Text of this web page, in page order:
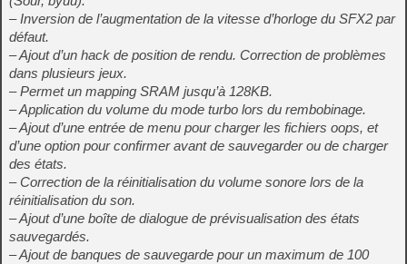
– Inversion de l’augmentation de la vitesse d’horloge du SFX2 par
défaut.
– Ajout d’un hack de position de rendu. Correction de problèmes
dans plusieurs jeux.
– Permet un mapping SRAM jusqu’à 128KB.
– Application du volume du mode turbo lors du rembobinage.
– Ajout d’une entrée de menu pour charger les fichiers oops, et
d’une option pour confirmer avant de sauvegarder ou de charger
des états.
– Correction de la réinitialisation du volume sonore lors de la
réinitialisation du son.
– Ajout d’une boîte de dialogue de prévisualisation des états
sauvegardés.
– Ajout de banques de sauvegarde pour un maximum de 100